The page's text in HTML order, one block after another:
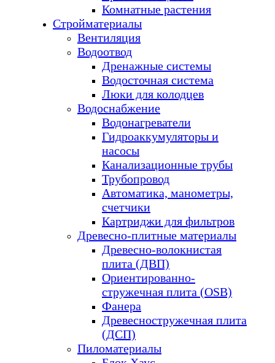
Комнатные растения
Стройматериалы
Вентиляция
Водоотвод
Дренажные системы
Водосточная система
Люки для колодцев
Водоснабжение
Водонагреватели
Гидроаккумуляторы и
насосы
Канализационные трубы
Трубопровод
Автоматика, манометры,
счетчики
Картриджи для фильтров
Древесно-плитные материалы
Древесно-волокнистая
плита (ДВП)
Ориентированно-
стружечная плита (OSB)
Фанера
Древесностружечная плита
(ДСП)
Пиломатериалы